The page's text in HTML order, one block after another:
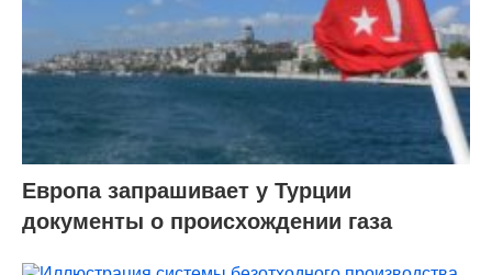
Европа запрашивает у Турции
документы о происхождении газа